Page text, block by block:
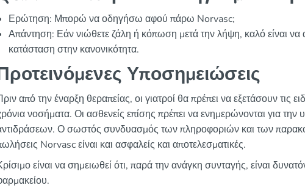
Ερώτηση: Μπορώ να οδηγήσω αφού πάρω Norvasc;
Απάντηση: Εάν νιώθετε ζάλη ή κόπωση μετά την λήψη, καλό είναι να
κατάσταση στην κανονικότητα.
Υποσημειώσεις
από την έναρξη θεραπείας, οι γιατροί θα πρέπει να εξετάσουν τις
νοσήματα. Οι ασθενείς επίσης πρέπει να ενημερώνονται για
Ο σωστός συνδυασμός των πληροφοριών και των
Norvasc είναι και ασφαλείς και αποτελεσματικές.
είναι να σημειωθεί ότι, παρά την ανάγκη συνταγής, είναι